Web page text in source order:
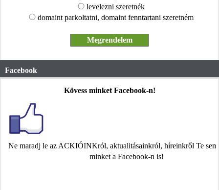
levelezni szeretnék
domaint parkoltatni, domaint fenntartani szeretném
Facebook
Kövess minket Facebook-n!
Ne maradj le az ACKIÓINKról, aktualitásainkról, híreinkről Te
minket a Facebook-n is!